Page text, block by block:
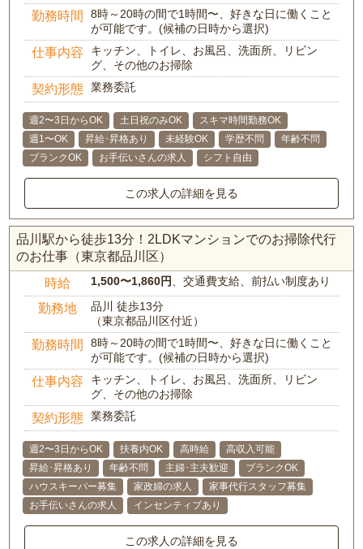
勤務時間
8時～20時の間で1時間〜、好きな日に働くこと
が可能です。(候補の日時から選択)
仕事内容
キッチン、トイレ、お風呂、洗面所、リビン
グ、その他のお掃除
契約形態 業務委託
週2〜3日からOK 土日祝のみOK
スキマ時間勤務OK
週1〜OK
昇給･昇格あり 未経験OK 学歴不問
年齢不問
ブランクOK
お手伝いさんの求人 シフト自由
この求人の詳細を見る
品川駅から徒歩13分！2LDKマンションでのお掃除代行
のお仕事（東京都品川区）
時給 1,500〜1,860円、交通費支給、前払い制度あり
勤務地
品川 徒歩13分
（東京都品川区付近）
勤務時間
8時～20時の間で1時間〜、好きな日に働くこと
が可能です。(候補の日時から選択)
仕事内容
キッチン、トイレ、お風呂、洗面所、リビン
グ、その他のお掃除
契約形態 業務委託
週2〜3日からOK 扶養内OK 高時給
高収入可能
昇給･昇格あり
年齢不問 主婦･主夫歓迎
ブランクOK
ハウスキーパー募集
家政婦の求人
家事代行スタッフ募集
お手伝いさんの求人
インセンティブあり
この求人の詳細を見る